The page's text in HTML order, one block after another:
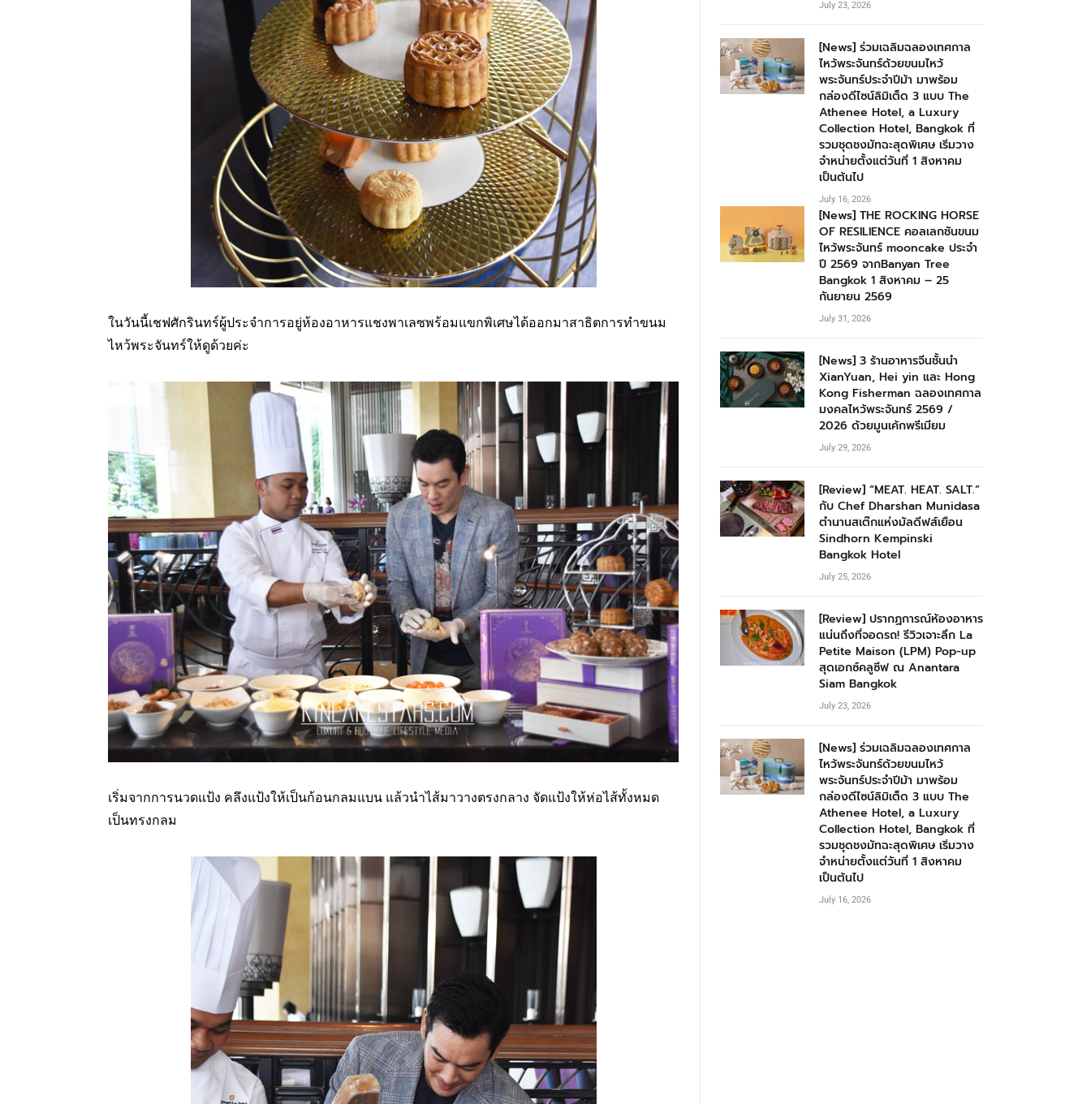
ในวันนี้เชฟศักรินทร์ผู้ประจำการอยู่ห้องอาหารแชงพาเลซพร้อมแขกพิเศษได้ออกมาสาธิตการทำขนม
ไหว้พระจันทร์ให้ดูด้วยค่ะ
เริ่มจากการนวดแป้ง คลึงแป้งให้เป็นก้อนกลมแบน แล้วนำไส้มาวางตรงกลาง จัดแป้งให้ห่อไส้ทั้งหมด
เป็นทรงกลม
July 23, 2026
[News] ร่วมเฉลิมฉลองเทศกาล
ไหว้พระจันทร์ด้วยขนมไหว้
พระจันทร์ประจำปีม้า มาพร้อม
กล่องดีไซน์ลิมิเต็ด 3 แบบ The
Athenee Hotel, a Luxury
Collection Hotel, Bangkok ที่
รวมชุดชงมัทฉะสุดพิเศษ เริ่มวาง
จำหน่ายตั้งแต่วันที่ 1 สิงหาคม
เป็นต้นไป
July 16, 2026
[News] THE ROCKING HORSE
OF RESILIENCE คอลเลกชันขนม
ไหว้พระจันทร์ mooncake ประจำ
ปี 2569 จากBanyan Tree
Bangkok 1 สิงหาคม – 25
กันยายน 2569
July 31, 2026
[News] 3 ร้านอาหารจีนชั้นนำ
XianYuan, Hei yin และ Hong
Kong Fisherman ฉลองเทศกาล
มงคลไหว้พระจันทร์ 2569 /
2026 ด้วยมูนเค้กพรีเมียม
July 29, 2026
[Review] “MEAT. HEAT. SALT.”
กับ Chef Dharshan Munidasa
ตำนานสเต๊กแห่งมัลดีฟส์เยือน
Sindhorn Kempinski
Bangkok Hotel
July 25, 2026
[Review] ปรากฏการณ์ห้องอาหาร
แน่นถึงที่จอดรถ! รีวิวเจาะลึก La
Petite Maison (LPM) Pop-up
สุดเอกซ์คลูซีฟ ณ Anantara
Siam Bangkok
July 23, 2026
[News] ร่วมเฉลิมฉลองเทศกาล
ไหว้พระจันทร์ด้วยขนมไหว้
พระจันทร์ประจำปีม้า มาพร้อม
กล่องดีไซน์ลิมิเต็ด 3 แบบ The
Athenee Hotel, a Luxury
Collection Hotel, Bangkok ที่
รวมชุดชงมัทฉะสุดพิเศษ เริ่มวาง
จำหน่ายตั้งแต่วันที่ 1 สิงหาคม
เป็นต้นไป
July 16, 2026